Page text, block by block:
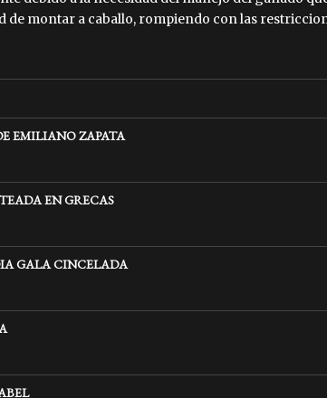
de montar a caballo, rompiendo con las
EMILIANO ZAPATA
EN GRECAS
GALA CINCELADA